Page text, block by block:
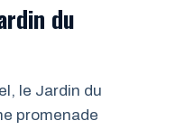
du
le Jardin du
promenade